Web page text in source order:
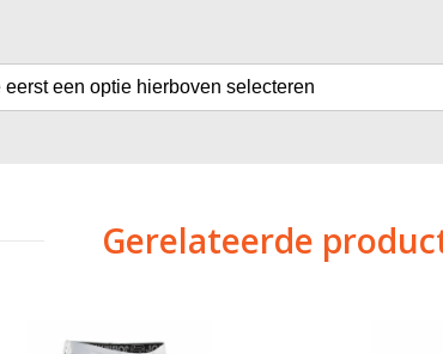
een optie hierboven selecteren
Gerelateerde